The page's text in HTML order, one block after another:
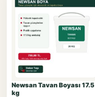
Newsan Tavan Boyası 17.5
kg